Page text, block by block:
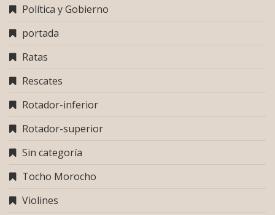
Política y Gobierno
portada
Ratas
Rescates
Rotador-inferior
Rotador-superior
Sin categoría
Tocho Morocho
Violines